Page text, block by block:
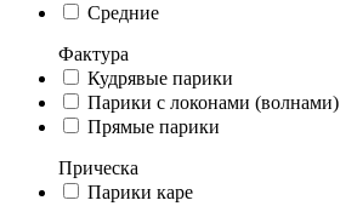
Средние
Фактура
Кудрявые парики
Парики с локонами (волнами)
Прямые парики
Прическа
Парики каре